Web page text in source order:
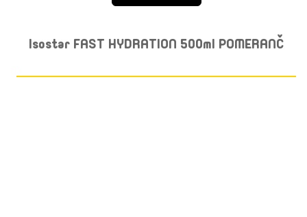
Isostar FAST HYDRATION 500ml POMERANČ